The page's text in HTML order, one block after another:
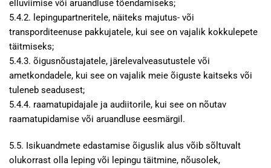
elluviimise või aruandluse tõendamiseks;
5.4.2. lepingupartneritele, näiteks majutus- või
transporditeenuse pakkujatele, kui see on vajalik kokkulepete
täitmiseks;
5.4.3. õigusnõustajatele, järelevalveasutustele või
ametkondadele, kui see on vajalik meie õiguste kaitseks või
tuleneb seadusest;
5.4.4. raamatupidajale ja audiitorile, kui see on nõutav
raamatupidamise või aruandluse eesmärgil.
5.5. Isikuandmete edastamise õiguslik alus võib sõltuvalt
olukorrast olla leping või lepingu täitmine, nõusolek,